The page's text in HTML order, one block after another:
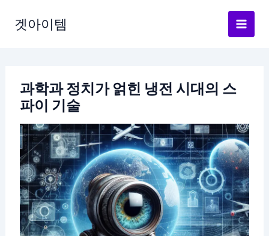
겟아이템
과학과 정치가 얽힌 냉전 시대의 스
파이 기술